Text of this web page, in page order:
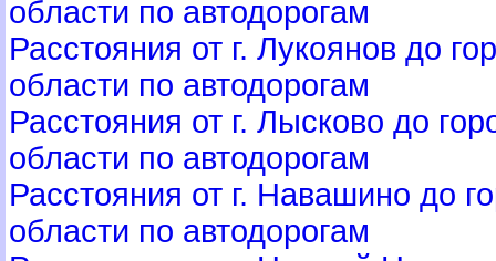
области по автодорогам
Расстояния от г. Лукоянов до
области по автодорогам
Расстояния от г. Лысково до
области по автодорогам
Расстояния от г. Навашино до
области по автодорогам